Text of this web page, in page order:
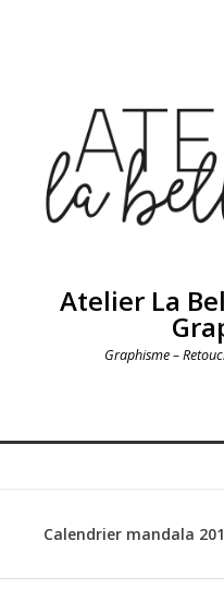
Atelier La
Graphisme –
Calendrier mandala